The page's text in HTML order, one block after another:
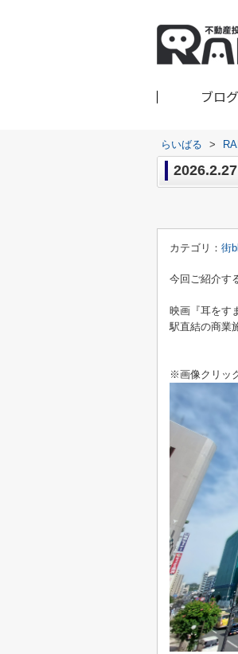
ブロ
らいばる >
カテゴリ： 街
今回ご紹介す
映画『耳をす
駅直結の商業
※画像クリッ